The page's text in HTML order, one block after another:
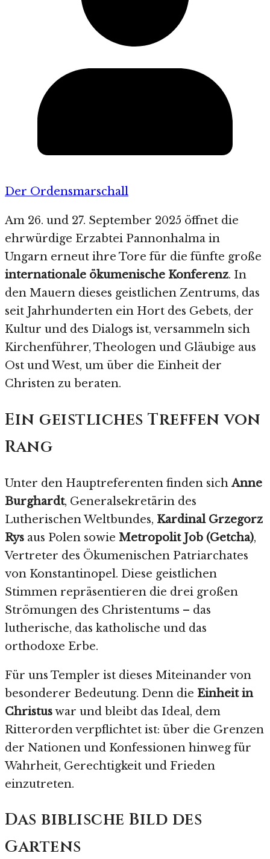
Der Ordensmarschall
Am 26. und 27. September 2025 öffnet die
ehrwürdige Erzabtei Pannonhalma in
Ungarn erneut ihre Tore für die fünfte große
internationale ökumenische Konferenz. In
den Mauern dieses geistlichen Zentrums, das
seit Jahrhunderten ein Hort des Gebets, der
Kultur und des Dialogs ist, versammeln sich
Kirchenführer, Theologen und Gläubige aus
Ost und West, um über die Einheit der
Christen zu beraten.
Ein geistliches Treffen von
Rang
Unter den Hauptreferenten finden sich Anne
Burghardt, Generalsekretärin des
Lutherischen Weltbundes, Kardinal Grzegorz
Rys aus Polen sowie Metropolit Job (Getcha),
Vertreter des Ökumenischen Patriarchates
von Konstantinopel. Diese geistlichen
Stimmen repräsentieren die drei großen
Strömungen des Christentums – das
lutherische, das katholische und das
orthodoxe Erbe.
Für uns Templer ist dieses Miteinander von
besonderer Bedeutung. Denn die Einheit in
Christuswar und bleibt das Ideal, dem
Ritterorden verpflichtet ist: über die Grenzen
der Nationen und Konfessionen hinweg für
Wahrheit, Gerechtigkeit und Frieden
einzutreten.
Das biblische Bild des
Gartens